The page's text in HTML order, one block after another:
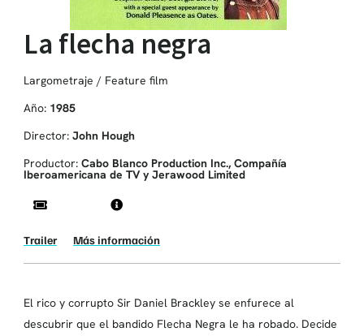
La flecha negra
Largometraje / Feature film
Año: 1985
Director: John Hough
Productor: Cabo Blanco Production Inc., Compañía
Iberoamericana de TV y Jerawood Limited
Trailer Más información
El rico y corrupto Sir Daniel Brackley se enfurece al
descubrir que el bandido Flecha Negra le ha robado. Decide